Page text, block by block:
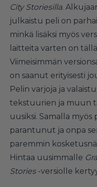
City Storiesilla.
julkaistu peli on
minkä lisäksi myös
laitteita varten on
Viimeisimmän
on saanut erityisesti
Pelin varjoja ja
tekstuurien ja muun
uusiksi. Samalla
parantunut ja onpa
paremmin
Hintaa uusimmalle
Stories-versiolle